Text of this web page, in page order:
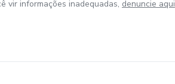
vir informações inadequadas, denuncie aqui